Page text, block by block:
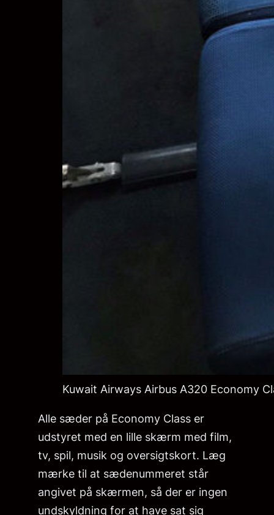
Kuwait Airways Airbus A320 Economy
Alle sæder på Economy Class er
udstyret med en lille skærm med film,
tv, spil, musik og oversigtskort. Læg
mærke til at sædenummeret står
angivet på skærmen, så der er ingen
undskyldning for at have sat sig